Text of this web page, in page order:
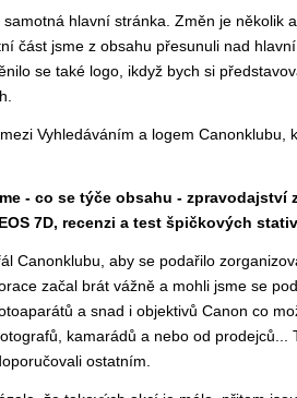
hlavní stránka. Změn je několik
část jsme z obsahu přesunuli nad
se také logo, ikdyž bych si
Vyhledáváním a logem Canonklubu,
- co se týče obsahu - zpravodajství
7D, recenzi a test špičkových
Canonklubu, aby se podařilo
začal brát vážně a mohli jsme se
a snad i objektivů Canon co
kamarádů a nebo od prodejců...
ostatním.